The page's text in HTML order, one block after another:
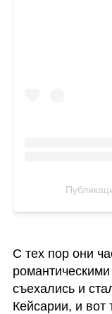
С тех пор они
съехались и
Кейсарии, и